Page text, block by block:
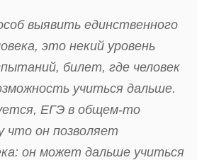
выявить единственного
это некий уровень
билет, где человек
учиться дальше.
ЕГЭ в общем-то
он позволяет
он может дальше учиться